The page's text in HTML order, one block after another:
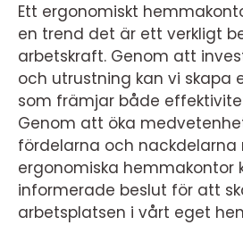
Ett ergonomiskt
en trend det är ett verkligt
arbetskraft. Genom att
och utrustning kan vi skapa
som främjar både
Genom att öka
fördelarna och nackdelarna
ergonomiska hemmakontor
informerade beslut för att
arbetsplatsen i vårt eget